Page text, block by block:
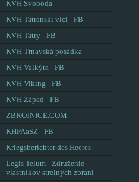
KVH Svoboda
KVH Tatranskí vlci - FB
KVH Tatry - FB
KVH Trnavská posádka
KVH Valkýra - FB
KVH Viking - FB
KVH Západ - FB
ZBROJNICE.COM
KHPAaSZ - FB
Kriegsberichter des Heeres
Legis Telum - Združenie
vlastníkov strelných zbraní